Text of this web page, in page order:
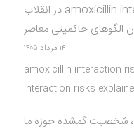
amoxicillin در انقلاب
الگوهای حاکمیتی معاصر
۱۴ مرداد ۱۴۰۵
amoxicillin interaction
interaction risks
شخصیت گمشده حوزه ما